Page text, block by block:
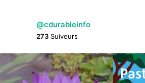
@cdurableinfo
273 Suiveurs